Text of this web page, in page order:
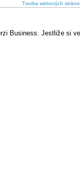
Tvorba webových
Business. Jestliže si